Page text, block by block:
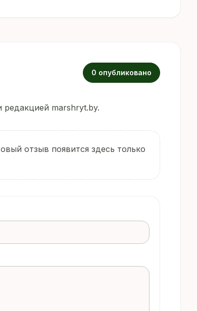
0 опубликовано
редакцией marshryt.by.
отзыв появится здесь только